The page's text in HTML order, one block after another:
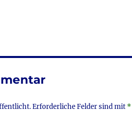
b
o
k
r
Erforderliche Felder sind mit *